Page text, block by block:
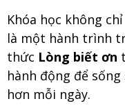
Khóa học không
là một hành trình
thức Lòng biết ơn
hành động để
hơn mỗi ngày.